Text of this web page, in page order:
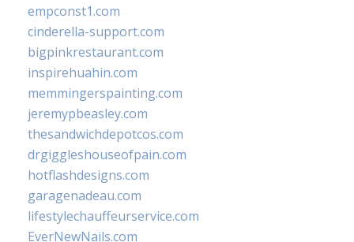
empconst1.com
cinderella-support.com
bigpinkrestaurant.com
inspirehuahin.com
memmingerspainting.com
jeremypbeasley.com
thesandwichdepotcos.com
drgiggleshouseofpain.com
hotflashdesigns.com
garagenadeau.com
lifestylechauffeurservice.com
EverNewNails.com